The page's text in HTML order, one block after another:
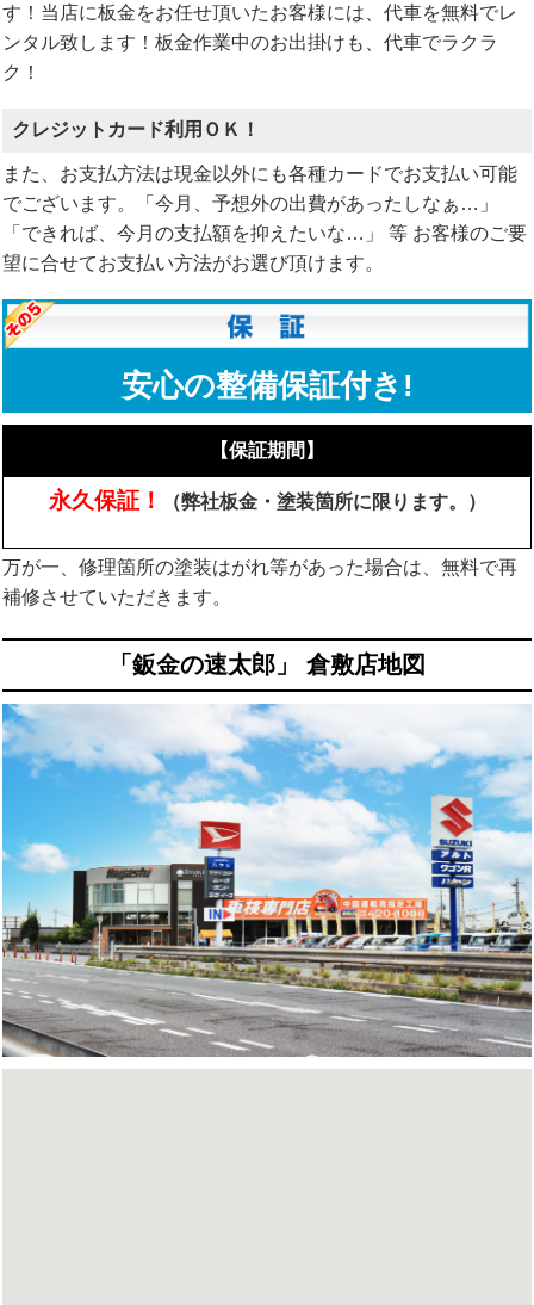
す！当店に板金をお任せ頂いたお客様には、代車を無料でレ
ンタル致します！板金作業中のお出掛けも、代車でラクラ
ク！
クレジットカード利用ＯＫ！
また、お支払方法は現金以外にも各種カードでお支払い可能
でございます。「今月、予想外の出費があったしなぁ…」
「できれば、今月の支払額を抑えたいな…」 等 お客様のご要
望に合せてお支払い方法がお選び頂けます。
安心の整備保証付き!
【保証期間】
永久保証！ （弊社板金・塗装箇所に限ります。）
万が一、修理箇所の塗装はがれ等があった場合は、無料で再
補修させていただきます。
「鈑金の速太郎」 倉敷店地図